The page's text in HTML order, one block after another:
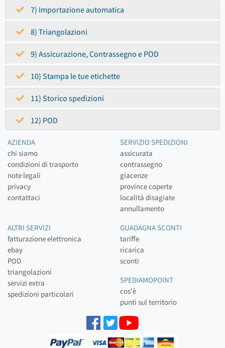
7) Importazione automatica
8) Triangolazioni
9) Assicurazione, Contrassegno e POD
10) Stampa le tue etichette
11) Storico spedizioni
12) POD
AZIENDA
chi siamo
condizioni di trasporto
note legali
privacy
contattaci
SERVIZIO SPEDIZIONI
assicurata
contrassegno
giacenze
province coperte
località disagiate
annullamento
ALTRI SERVIZI
fatturazione elettronica
ebay
POD
triangolazioni
servizi extra
spedizioni particolari
GUADAGNA SCONTI
tariffe
ricarica
sconti
SPEDIAMOPOINT
cos'è
punti sul territorio